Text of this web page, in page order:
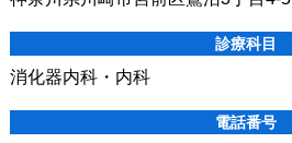
診療科目
消化器内科・内科
電話番号